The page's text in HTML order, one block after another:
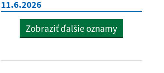
11.6.2026
Zobraziť ďalšie oznamy